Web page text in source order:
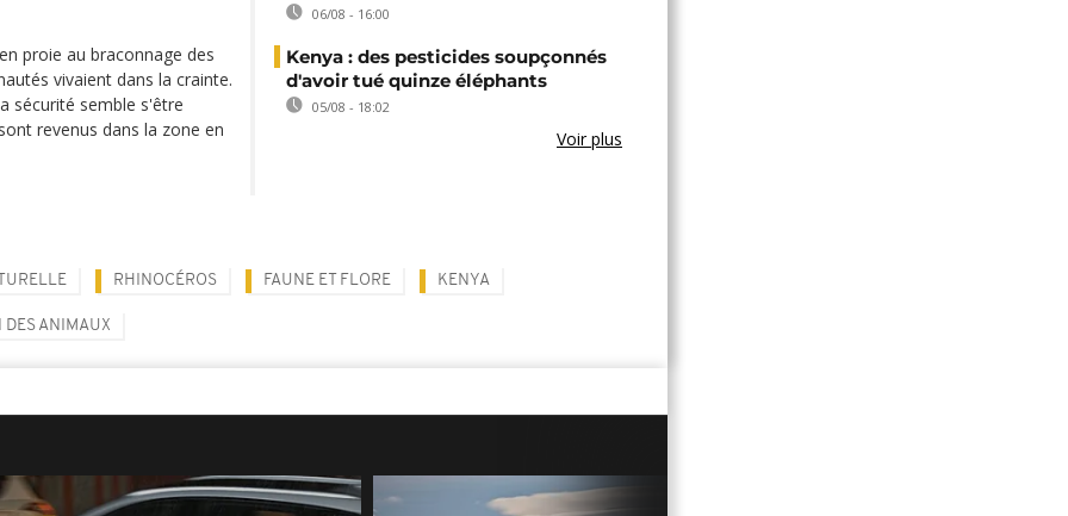
proie au braconnage des
vivaient dans la crainte.
sécurité semble s'être
revenus dans la zone en
06/08 - 16:00
Kenya : des pesticides soupçonnés
d'avoir tué quinze éléphants
05/08 - 18:02
Voir plus
RHINOCÉROS FAUNE ET FLORE KENYA
DES ANIMAUX